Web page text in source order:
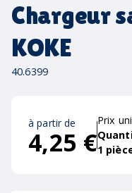
Chargeur
KOKE
40.6399
à partir de
4,25 €
Prix
1